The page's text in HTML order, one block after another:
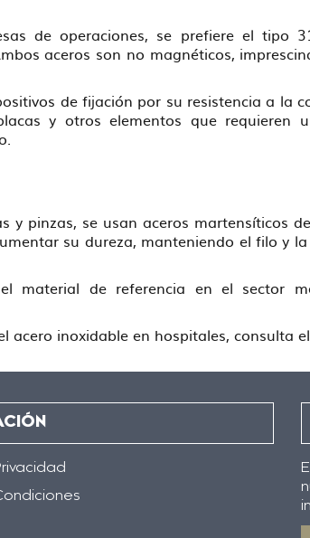
de operaciones, se prefiere el tipo
aceros son no magnéticos,
de fijación por su resistencia a la
y otros elementos que requieren
pinzas, se usan aceros martensíticos
su dureza, manteniendo el filo y
material de referencia en el sector
acero inoxidable en hospitales, consulta